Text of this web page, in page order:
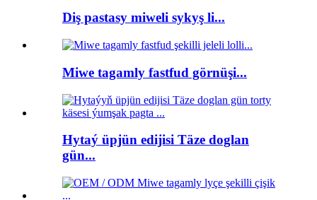
Diş pastasy miweli sykyş li...
Miwe tagamly fastfud görnüşi...
Hytaý üpjün edijisi Täze doglan
gün...